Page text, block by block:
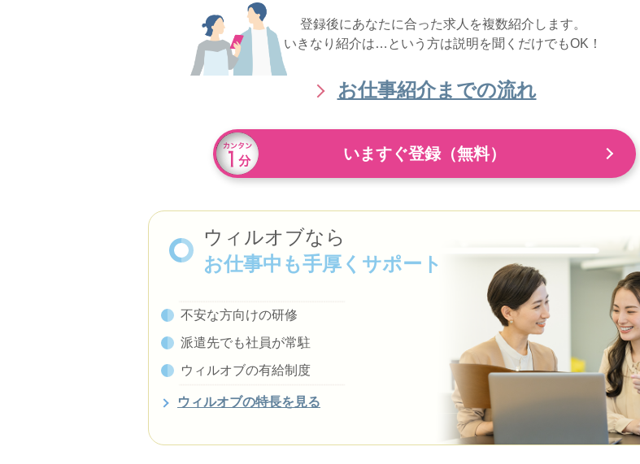
登録後にあなたに合った求人を複数紹介します。
いきなり紹介は…という方は説明を聞くだけでもOK！
お仕事紹介までの流れ
いますぐ登録（無料）
ウィルオブなら
お仕事中も手厚くサポート
不安な方向けの研修
派遣先でも社員が常駐
ウィルオブの有給制度
ウィルオブの特長を見る